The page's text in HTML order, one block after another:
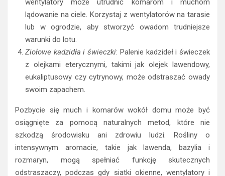
wentylatory może utrudnić komarom i muchom
lądowanie na ciele. Korzystaj z wentylatorów na tarasie
lub w ogrodzie, aby stworzyć owadom trudniejsze
warunki do lotu.
Ziołowe kadzidła i świeczki: Palenie kadzideł i świeczek
z olejkami eterycznymi, takimi jak olejek lawendowy,
eukaliptusowy czy cytrynowy, może odstraszać owady
swoim zapachem.
Pozbycie się much i komarów wokół domu może być
osiągnięte za pomocą naturalnych metod, które nie
szkodzą środowisku ani zdrowiu ludzi. Rośliny o
intensywnym aromacie, takie jak lawenda, bazylia i
rozmaryn, mogą spełniać funkcję skutecznych
odstraszaczy, podczas gdy siatki okienne, wentylatory i